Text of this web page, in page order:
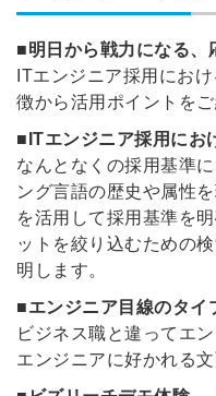
■明日から戦力になる、
ITエンジニア採用にお
徴から活用ポイントをご
■ITエンジニア採用にお
なんとなくの採用基準
ング言語の歴史や属性を
を活用して採用基準を
ットを絞り込むための
明します。
■エンジニア目線のタイ
ビジネス職と違ってエ
エンジニアに好かれる